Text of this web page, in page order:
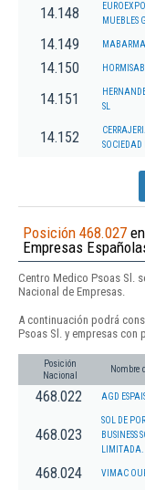
14.148
MUEBLES
14.149
14.150 HORMISAB
14.151
SL
14.152
Posición 468.027
Empresas
Centro Medico Psoas Sl.
Nacional de Empresas.
A continuación podrá
Psoas Sl. y empresas con
Posición
Nacional
Nombre
468.022 AGD ESPAIS
468.023
SOL DE
BUSINESS
LIMITADA.
468.024 VIMAC